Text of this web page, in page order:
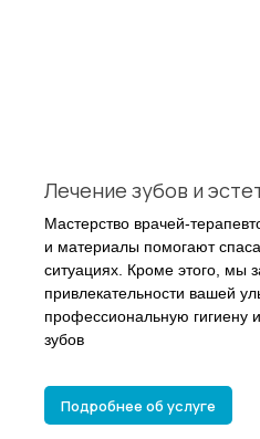
Лечение зубов и
Мастерство врачей-
и материалы помогают
ситуациях. Кроме этого, мы
привлекательности вашей
профессиональную гигиену
зубов
Подробнее об услуге